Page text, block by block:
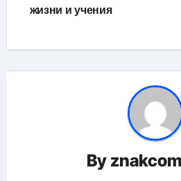
записям
жизни и учения
By